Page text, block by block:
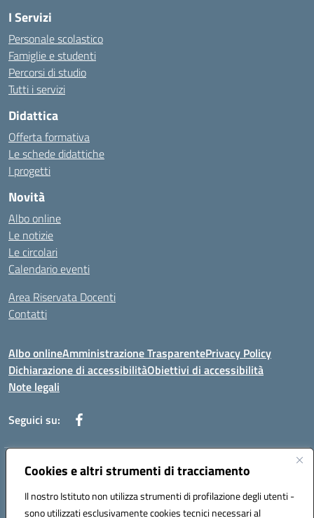
Cookies e altri strumenti di tracciamento
Il nostro Istituto non utilizza strumenti di profilazione degli utenti -
sono utilizzati esclusivamente cookies tecnici necessari al
I Servizi
Personale scolastico
Famiglie e studenti
Percorsi di studio
Tutti i servizi
Didattica
Offerta formativa
Le schede didattiche
I progetti
Novità
Albo online
Le notizie
Le circolari
Calendario eventi
Area Riservata Docenti
Contatti
Albo onlineAmministrazione TrasparentePrivacy Policy
Dichiarazione di accessibilitàObiettivi di accessibilità
Note legali
Seguici su:
Indirizzo:Via Rimembranza,33 – 81020 Casapulla (CE)
Posta elettronica certificata (PEC):ceic82800v@pec.istruzione.it